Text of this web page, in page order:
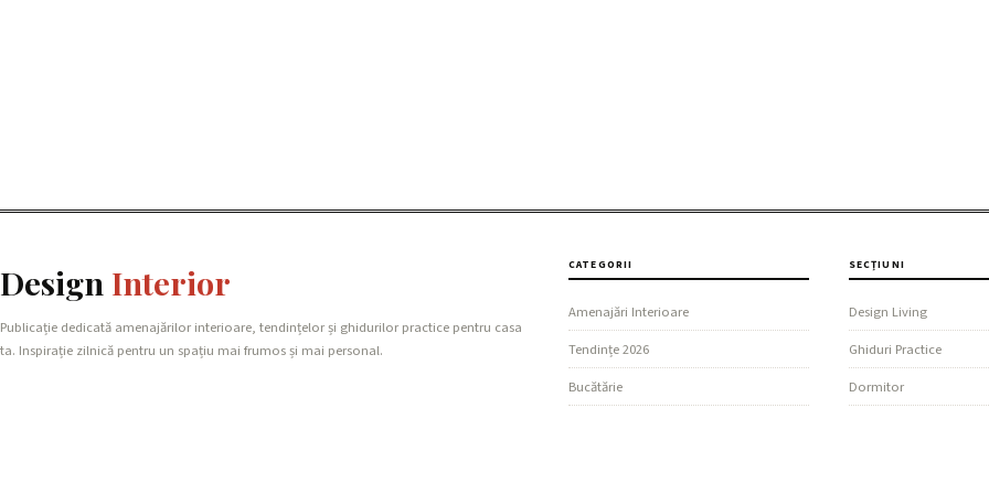
Design Interior
Publicație dedicată amenajărilor interioare, tendințelor și ghidurilor practice pentru casa
ta. Inspirație zilnică pentru un spațiu mai frumos și mai personal.
CATEGORII
Amenajări Interioare
Tendințe 2026
Bucătărie
SECȚIUNI
Design Living
Ghiduri Practice
Dormitor